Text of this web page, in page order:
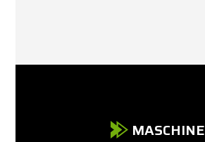
MASCHINE